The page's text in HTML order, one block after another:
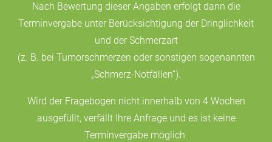
Nach Bewertung dieser Angaben erfolgt dann die
Terminvergabe unter Berücksichtigung der Dringlichkeit
und der Schmerzart
(z. B. bei Tumorschmerzen oder sonstigen sogenannten
„Schmerz-Notfällen“).
Wird der Fragebogen nicht innerhalb von 4 Wochen
ausgefüllt, verfällt Ihre Anfrage und es ist keine
Terminvergabe möglich.